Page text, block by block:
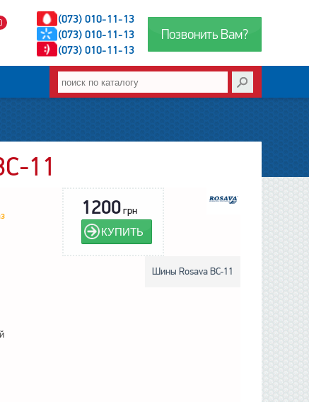
Позвонить Вам?
(073) 010-11-13
(073) 010-11-13
(073) 010-11-13
11
1200грн
КУПИТЬ
Шины Rosava BC-11